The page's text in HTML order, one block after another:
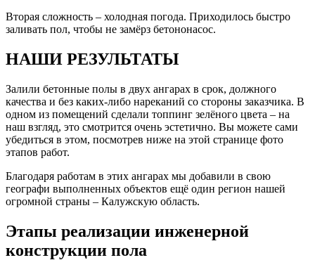
Вторая сложность – холодная погода. Приходилось быстро
заливать пол, чтобы не замёрз бетононасос.
НАШИ РЕЗУЛЬТАТЫ
Залили бетонные полы в двух ангарах в срок, должного
качества и без каких-либо нареканий со стороны заказчика. В
одном из помещений сделали топпинг зелёного цвета – на
наш взгляд, это смотрится очень эстетично. Вы можете сами
убедиться в этом, посмотрев ниже на этой странице фото
этапов работ.
Благодаря работам в этих ангарах мы добавили в свою
географи выполненных объектов ещё один регион нашей
огромной страны – Калужскую область.
Этапы реализации инженерной
конструкции пола